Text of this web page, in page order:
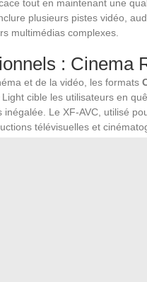
tout en maintenant une
plusieurs pistes vidéo,
multimédias complexes.
: Cinema
et de la vidéo, les formats
cible les utilisateurs en
Le XF-AVC, utilisé
télévisuelles et